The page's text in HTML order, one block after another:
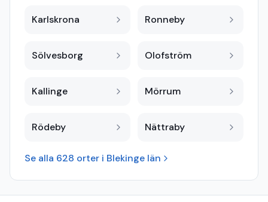
Karlskrona Ronneby
Sölvesborg Olofström
Kallinge Mörrum
Rödeby Nättraby
Se alla 628 orter i Blekinge län